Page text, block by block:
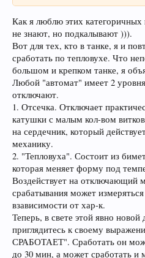
Как я люблю этих
не знают, но подкалывают ))).
Вот для тех, кто в танке, я и
сработать по тепловухе. Что
большом и крепком танке, я
Любой "автомат" имеет 2
отключают.
1. Отсечка. Отключает
катушки с малым кол-вом
на сердечник, который
механику.
2. "Тепловуха". Состоит из
которая меняет форму под
Воздействует на отключающий
срабатывания может
взависимости от хар-к.
Теперь, в свете этой явно
приглядитесь к своему
СРАБОТАЕТ". Сработать он
до 30 мин, а может сработать и